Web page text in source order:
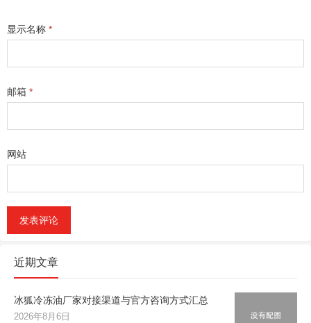
显示名称 *
邮箱 *
网站
近期文章
冰狐冷冻油厂家对接渠道与官方咨询方式汇总
2026年8月6日